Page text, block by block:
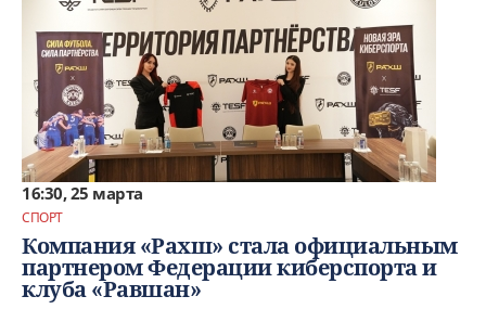
16:30, 25 марта
СПОРТ
Компания «Рахш» стала официальным
партнером Федерации киберспорта и
клуба «Равшан»